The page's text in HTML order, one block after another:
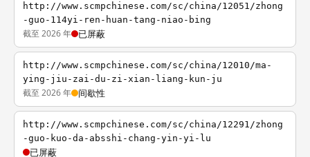
http://www.scmpchinese.com/sc/china/12051/zhong
-guo-114yi-ren-huan-tang-niao-bing
截至 2026 年 已屏蔽
http://www.scmpchinese.com/sc/china/12010/ma-
ying-jiu-zai-du-zi-xian-liang-kun-ju
截至 2026 年 间歇性
http://www.scmpchinese.com/sc/china/12291/zhong
-guo-kuo-da-absshi-chang-yin-yi-lu
已屏蔽